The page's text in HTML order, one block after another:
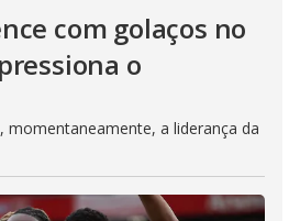
com golaços no
o
momentaneamente, a liderança da